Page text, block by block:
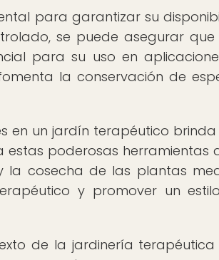
para garantizar su
se puede asegurar que
para su uso en
la conservación de
en un jardín terapéutico
poderosas herramientas
cosecha de las plantas
y promover un
de la jardinería